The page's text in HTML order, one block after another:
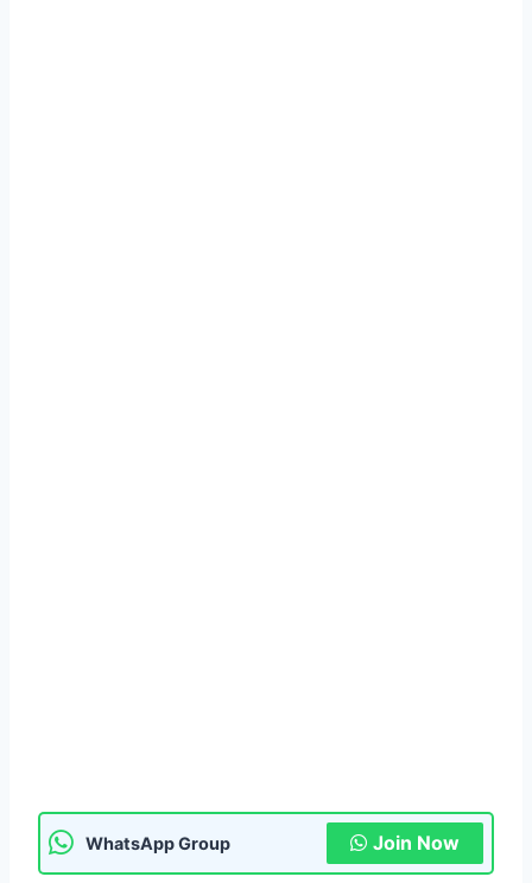
WhatsApp Group Join Now